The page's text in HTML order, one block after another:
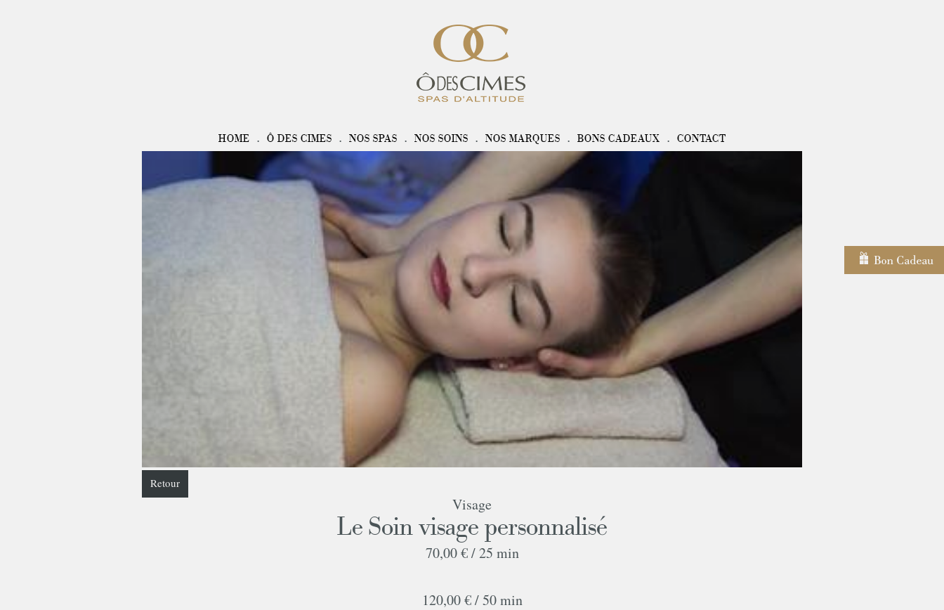
HOME Ô DES CIMES NOS SPAS NOS SOINS NOS MARQUES BONS CADEAUX CONTACT
Retour
Visage
Le Soin visage personnalisé
70,00 € /25 min
120,00 € /50 min